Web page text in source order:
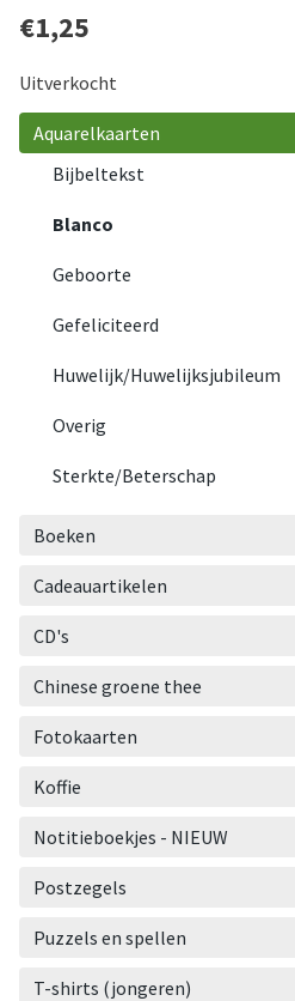
Aquarelkaarten
Bijbeltekst
Blanco
Geboorte
Gefeliciteerd
Huwelijk/Huwelijksjubileum
Overig
Sterkte/Beterschap
Boeken
Cadeauartikelen
CD's
Chinese groene thee
Fotokaarten
Koffie
Notitieboekjes - NIEUW
Postzegels
Puzzels en spellen
T-shirts (jongeren)
€1,25
Uitverkocht